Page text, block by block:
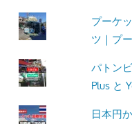
プーケ
ツ｜プ
パトン
Plus と
日本円